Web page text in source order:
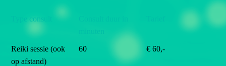
Type consult
Reiki sessie (ook
op afstand)
60 € 60,-